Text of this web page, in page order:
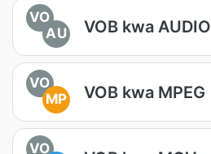
VO
AU
VOB kwa AUDIO
VO
MP
VOB kwa MPEG
VO